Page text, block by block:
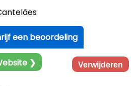
een beoordeling
❯ Verwijderen